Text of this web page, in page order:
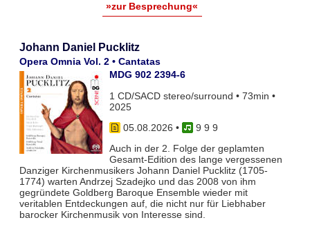
»zur Besprechung«
Johann Daniel Pucklitz
Opera Omnia Vol. 2 • Cantatas
MDG 902 2394-6
1 CD/SACD stereo/surround • 73min •
2025
05.08.2026 •
9 9 9
Auch in der 2. Folge der geplamten
Gesamt-Edition des lange vergessenen
Danziger Kirchenmusikers Johann Daniel Pucklitz (1705-
1774) warten Andrzej Szadejko und das 2008 von ihm
gegründete Goldberg Baroque Ensemble wieder mit
veritablen Entdeckungen auf, die nicht nur für Liebhaber
barocker Kirchenmusik von Interesse sind.